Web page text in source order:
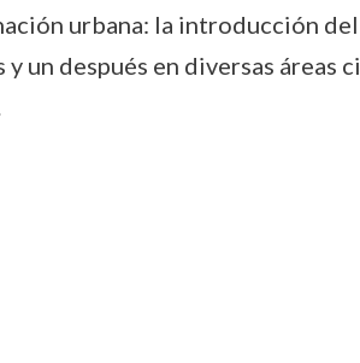
urbana: la introducción
un después en diversas áreas